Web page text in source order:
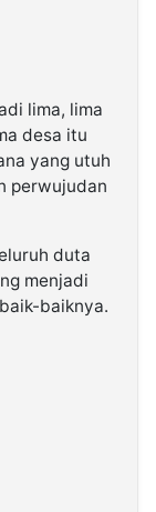
lima, lima
desa itu
yang utuh
perwujudan
duta
menjadi
baiknya.